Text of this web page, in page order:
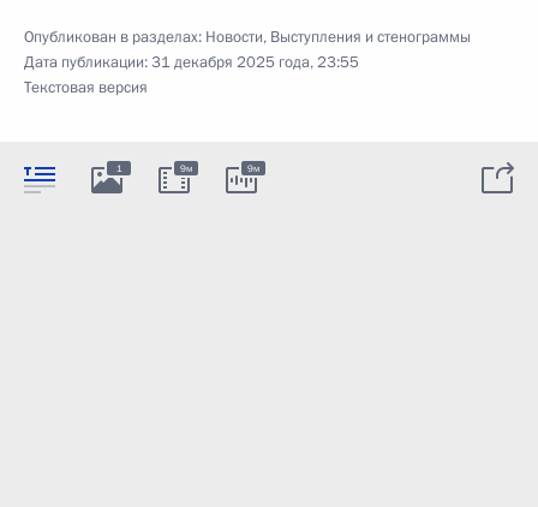
Опубликован в разделах: Новости, Выступления и стенограммы
Дата публикации:31 декабря 2025 года, 23:55
Текстовая версия
1 9м 9м